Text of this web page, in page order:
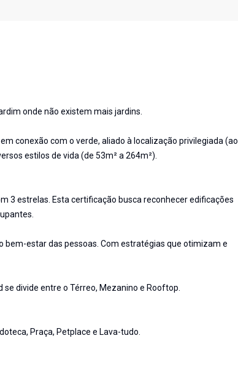
onde não existem mais jardins.
conexão com o verde, aliado à localização privilegiada (ao
estilos de vida (de 53m² a 264m²).
3 estrelas. Esta certificação busca reconhecer edificações
bem-estar das pessoas. Com estratégias que otimizam e
divide entre o Térreo, Mezanino e Rooftop.
Praça, Petplace e Lava-tudo.